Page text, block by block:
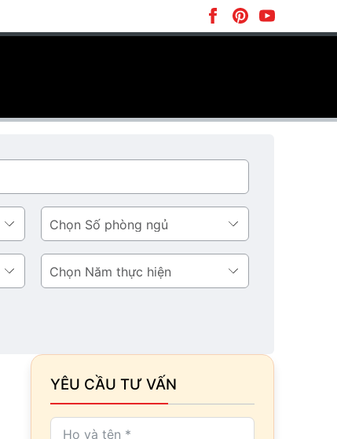
Số
phòng
ngủ
Năm
thực
YÊU CẦU TƯ VẤN